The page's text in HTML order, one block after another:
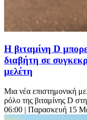
Η βιταμίνη D
διαβήτη σε
μελέτη
Μια νέα επιστημονική
ρόλο της βιταμίνης D
06:00 | Παρασκευή 15